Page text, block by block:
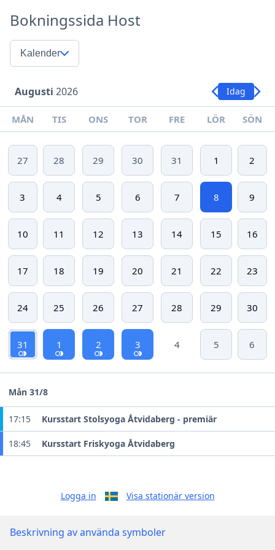
Bokningssida Host
Kalender
Augusti 2026 Idag
MÅN TIS ONS TOR FRE LÖR SÖN
27 28 29 30 31 1 2
3 4 5 6 7 8 9
10 11 12 13 14 15 16
17 18 19 20 21 22 23
24 25 26 27 28 29 30
31 1 2 3 4 5 6
Mån 31/8
17:15 Kursstart Stolsyoga Åtvidaberg - premiär
18:45 Kursstart Friskyoga Åtvidaberg
Logga in Visa stationär version
Beskrivning av använda symboler